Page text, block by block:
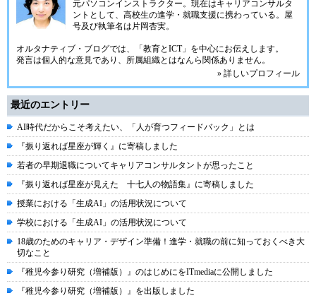
元パソコンインストラクター。現在はキャリアコンサルタ
ントとして、高校生の進学・就職支援に携わっている。屋
号及び執筆名は片岡杏実。
オルタナティブ・ブログでは、「教育とICT」を中心にお伝えします。
発言は個人的な意見であり、所属組織とはなんら関係ありません。
» 詳しいプロフィール
最近のエントリー
AI時代だからこそ考えたい、「人が育つフィードバック」とは
『振り返れば星座が輝く』に寄稿しました
若者の早期退職についてキャリアコンサルタントが思ったこと
『振り返れば星座が見えた 十七人の物語集』に寄稿しました
授業における「生成AI」の活用状況について
学校における「生成AI」の活用状況について
18歳のためのキャリア・デザイン準備！進学・就職の前に知っておくべき大
切なこと
『稚児今参り研究（増補版）』のはじめにをITmediaに公開しました
『稚児今参り研究（増補版）』を出版しました